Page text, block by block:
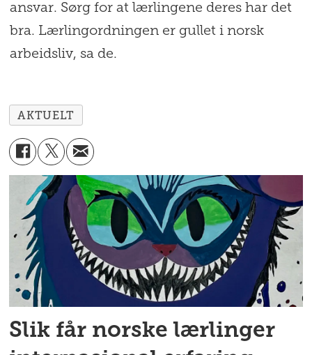
ansvar. Sørg for at lærlingene deres har det
bra. Lærlingordningen er gullet i norsk
arbeidsliv, sa de.
AKTUELT
Slik får norske lærlinger